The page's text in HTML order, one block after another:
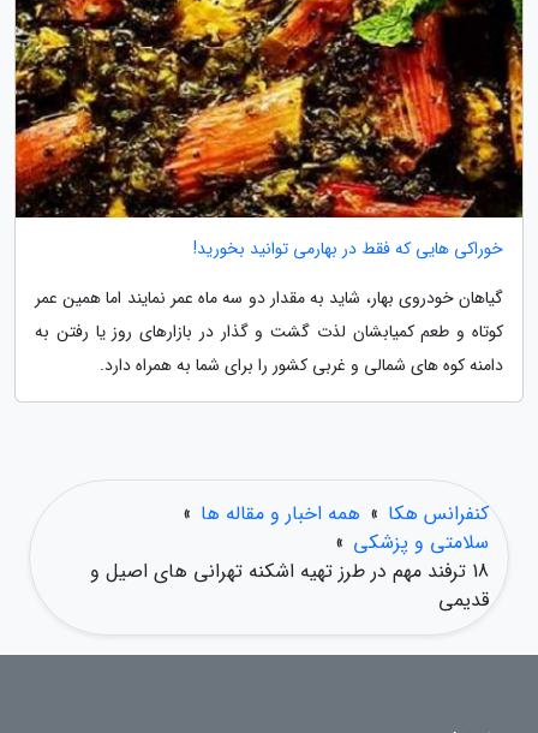
خوراکی هایی که فقط در بهارمی توانید بخورید!
گیاهان خودروی بهار، شاید به مقدار دو سه ماه عمر نمایند اما همین عمر
کوتاه و طعم کمیابشان لذت گشت و گذار در بازارهای روز یا رفتن به
دامنه کوه های شمالی و غربی کشور را برای شما به همراه دارد.
کنفرانس هکا » همه اخبار و مقاله ها »
سلامتی و پزشکی »
18 ترفند مهم در طرز تهیه اشکنه تهرانی های اصیل و
قدیمی